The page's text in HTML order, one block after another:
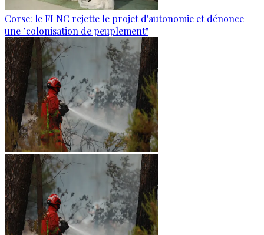
Corse: le FLNC rejette le projet d'autonomie et dénonce
une "colonisation de peuplement"